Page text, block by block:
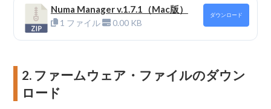
Numa Manager v.1.7.1（Mac版）
1 ファイル 0.00 KB
ダウンロード
2. ファームウェア・ファイルのダウン
ロード